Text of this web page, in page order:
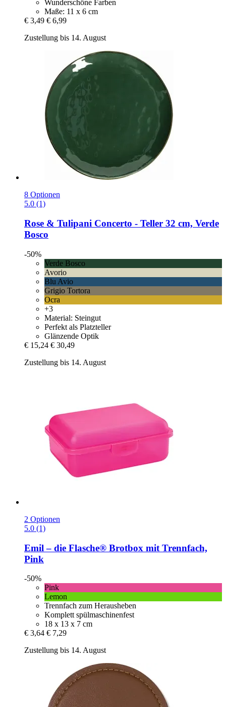
Wunderschöne Farben
Maße: 11 x 6 cm
€ 3,49 € 6,99
Zustellung bis 14. August
8 Optionen
5.0 (1)
Rose & Tulipani Concerto -​ Teller 32 cm, Verde
Bosco
-50%
Verde Bosco
Avorio
Blu Avio
Grigio Tortora
Ocra
+3
Material: Steingut
Perfekt als Platzteller
Glänzende Optik
€ 15,24 € 30,49
Zustellung bis 14. August
2 Optionen
5.0 (1)
Emil – die Flasche® Brotbox mit Trennfach,
Pink
-50%
Pink
Lemon
Trennfach zum Herausheben
Komplett spülmaschinenfest
18 x 13 x 7 cm
€ 3,64 € 7,29
Zustellung bis 14. August